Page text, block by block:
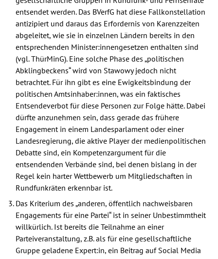
entsendet werden. Das BVerfG hat diese Fallkonstellation
antizipiert und daraus das Erfordernis von Karenzzeiten
abgeleitet, wie sie in einzelnen Ländern bereits in den
entsprechenden Minister:innengesetzen enthalten sind
(vgl. ThürMinG). Eine solche Phase des „politischen
Abklingbeckens“ wird von Stawowy jedoch nicht
betrachtet. Für ihn gibt es eine Ewigkeitsbindung der
politischen Amtsinhaber:innen, was ein faktisches
Entsendeverbot für diese Personen zur Folge hätte. Dabei
dürfte anzunehmen sein, dass gerade das frühere
Engagement in einem Landesparlament oder einer
Landesregierung, die aktive Player der medienpolitischen
Debatte sind, ein Kompetenzargument für die
entsendenden Verbände sind, bei denen bislang in der
Regel kein harter Wettbewerb um Mitgliedschaften in
Rundfunkräten erkennbar ist.
Das Kriterium des „anderen, öffentlich nachweisbaren
Engagements für eine Partei“ ist in seiner Unbestimmtheit
willkürlich. Ist bereits die Teilnahme an einer
Parteiveranstaltung, z.B. als für eine gesellschaftliche
Gruppe geladene Expert:in, ein Beitrag auf Social Media